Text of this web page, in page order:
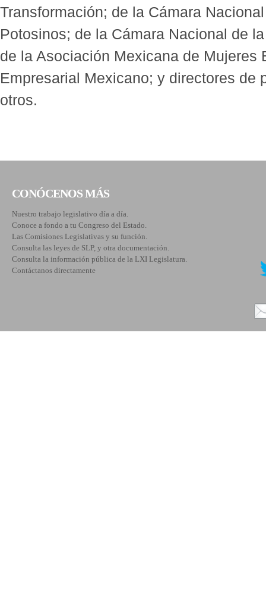
Transformación; de la Cámara
Potosinos; de la Cámara Nacional de
de la Asociación Mexicana de Mujeres
Empresarial Mexicano; y directores de
otros.
CONÓCENOS MÁS
Nuestro trabajo legislativo día a día.
Conoce a fondo a tu Congreso del Estado.
Las Comisiones Legislativas y su función.
Consulta las leyes de SLP, y otra documentación.
Consulta la información pública de la LXI Legislatura.
Contáctanos directamente